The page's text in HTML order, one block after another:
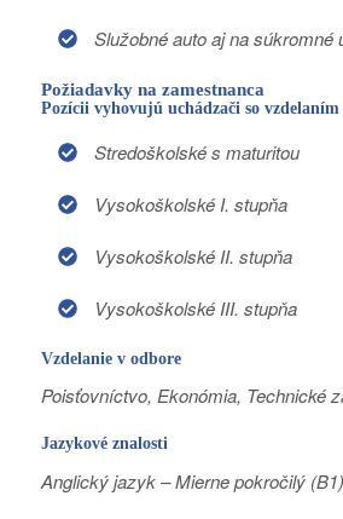
Služobné auto aj na súkromné
Požiadavky na zamestnanca
Pozícii vyhovujú uchádzači so vzdelaním
Stredoškolské s maturitou
Vysokoškolské I. stupňa
Vysokoškolské II. stupňa
Vysokoškolské III. stupňa
Vzdelanie v odbore
Poisťovníctvo, Ekonómia, Technické
Jazykové znalosti
Anglický jazyk – Mierne pokročilý (B1)